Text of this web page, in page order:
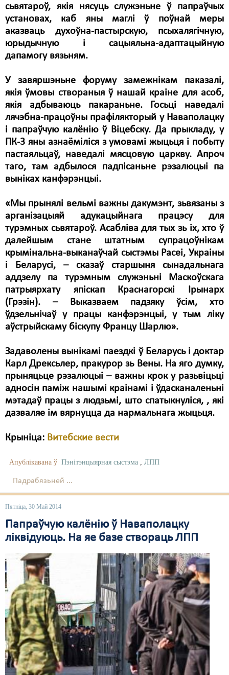
сьвятароў, якія нясуць служэньне ў папраўчых
установах, каб яны маглі ў поўнай меры
аказваць духоўна-пастырскую, псыхалягічную,
юрыдычную і сацыяльна-адаптацыйную
дапамогу вязьням.
У завяршэньне форуму замежнікам паказалі,
якія ўмовы створаныя ў нашай краіне для асоб,
якія адбываюць пакараньне. Госьці наведалі
лячэбна-працоўны прафілякторый у Наваполацку
і папраўчую калёнію ў Віцебску. Да прыкладу, у
ПК-3 яны азнаёміліся з умовамі жыцьця і побыту
пастаяльцаў, наведалі мясцовую царкву. Апроч
таго, там адбылося падпісаньне рэзалюцыі па
выніках канфэрэнцыі.
«Мы прынялі вельмі важны дакумэнт, зьвязаны з
арганізацыяй адукацыйнага працэсу для
турэмных сьвятароў. Асабліва для тых зь іх, хто ў
далейшым стане штатным супрацоўнікам
крымінальна-выканаўчай сыстэмы Расеі, Украіны
і Беларусі, – сказаў старшыня сынадальнага
аддзелу па турэмным служэньні Маскоўскага
патрыярхату япіскап Краснагорскі Ірынарх
(Грэзін). – Выказваем падзяку ўсім, хто
ўдзельнічаў у працы канфэрэнцыі, у тым ліку
аўстрыйскаму біскупу Францу Шарлю».
Задаволены вынікамі паездкі ў Беларусь і доктар
Карл Дрексьлер, пракурор зь Вены. На яго думку,
прыняцьце рэзалюцыі – важны крок у разьвіцьці
адносін паміж нашымі краінамі і ўдасканаленьні
мэтадаў працы з людзьмі, што спатыкнуліся, , які
дазваляе ім вярнуцца да нармальнага жыцьця.
Крыніца: Витебские вести
Апублікавана ў Пэнітэнцыярная сыстэма , ЛПП
Падрабязьней ...
Пятніца, 30 Май 2014
Папраўчую калёнію ў Наваполацку
ліквідуюць. На яе базе створаць ЛПП